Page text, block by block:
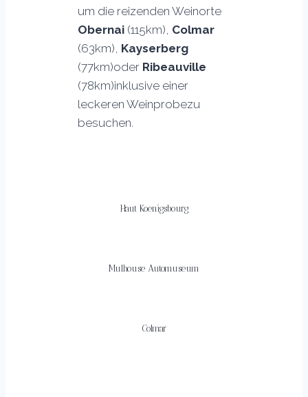
um die reizenden Weinorte
Obernai (115km), Colmar
(63km), Kayserberg
(77km)oderRibeauville
(78km)inklusive einer
leckeren Weinprobezu
besuchen.
Haut Koenigsbourg
Mulhouse Automuseum
Colmar